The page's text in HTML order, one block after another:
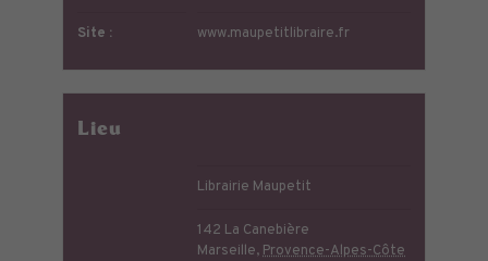
Site : www.maupetitlibraire.fr
Lieu
Librairie Maupetit
142 La Canebière
Marseille, Provence-Alpes-Côte